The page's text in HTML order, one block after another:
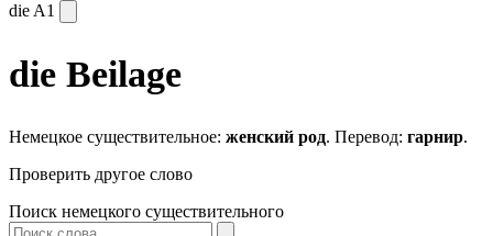
die A1
die Beilage
Немецкое существительное: женский род. Перевод: гарнир.
Проверить другое слово
Поиск немецкого существительного